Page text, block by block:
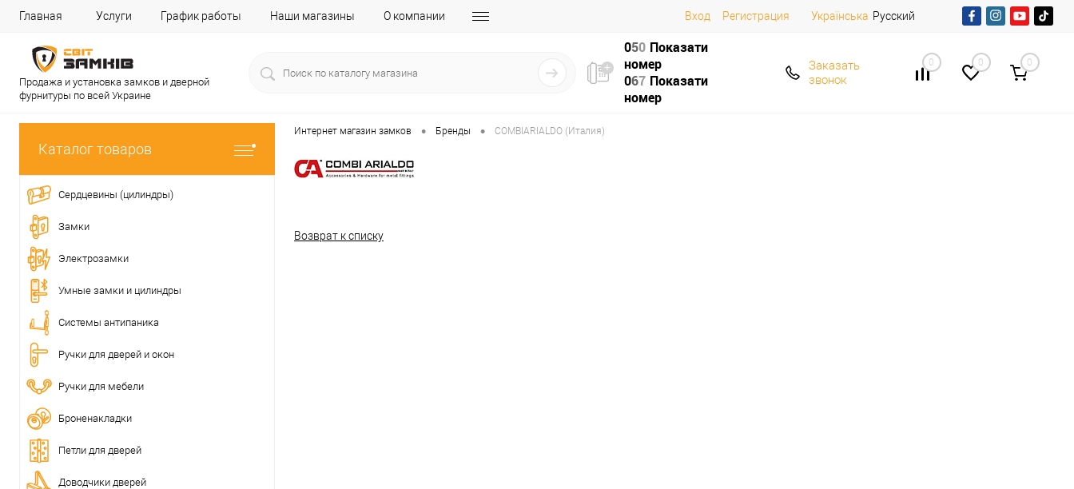
Главная Услуги График работы Наши магазины О компании Вход Регистрация Українська Русский
Продажа и установка замков и дверной
фурнитуры по всей Украине
050 Показати
номер
067 Показати
номер
Заказать
звонок
0 0 0
Каталог товаров
Сердцевины (цилиндры)
Замки
Электрозамки
Умные замки и цилиндры
Системы антипаника
Ручки для дверей и окон
Ручки для мебели
Броненакладки
Петли для дверей
Доводчики дверей
Интернет магазин замков • Бренды • COMBIARIALDO (Италия)
Возврат к списку